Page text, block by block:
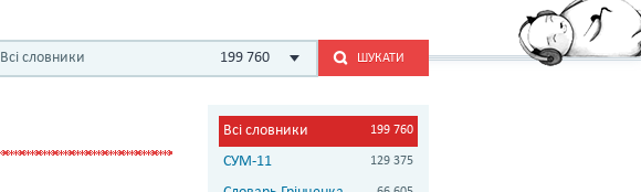
Всі словники 199 760 ШУКАТИ
Всі словники 199 760
СУМ-11 129 375